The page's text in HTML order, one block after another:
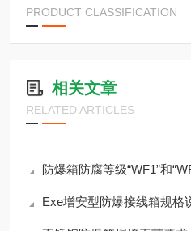
PRODUCT CLASSIFICATION
相关文章
RELATED ARTICLES
防爆箱防腐等级“WF1”和
Exe增安型防爆接线箱规格